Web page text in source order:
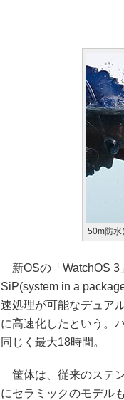
50m防水
新OSの「WatchOS 3
SiP(system in a
速処理が可能なデュア
に高速化したという。
同じく最大18時間。
筐体は、従来のステ
にセラミックのモデル